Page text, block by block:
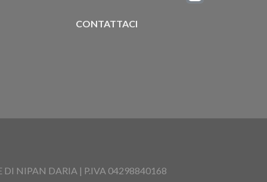
CONTATTACI
NIPAN DARIA | P.IVA 04298840168